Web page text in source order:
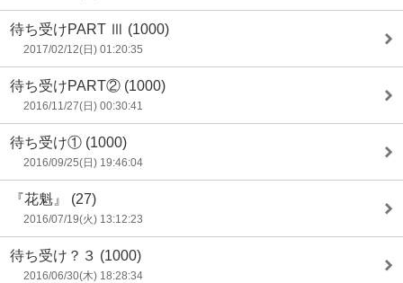
待ち受けPART Ⅲ (1000)
2017/02/12(日) 01:20:35
待ち受けPART② (1000)
2016/11/27(日) 00:30:41
待ち受け① (1000)
2016/09/25(日) 19:46:04
『花魁』 (27)
2016/07/19(火) 13:12:23
待ち受け？３ (1000)
2016/06/30(木) 18:28:34